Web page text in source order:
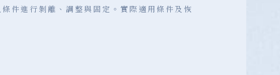
件進行剝離、調整與固定。實際適用條件及恢